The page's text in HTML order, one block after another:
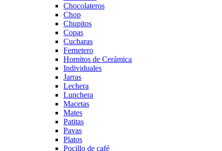
Chocolateros
Chop
Chupitos
Copas
Cucharas
Fernetero
Hornitos de Cerámica
Individuales
Jarras
Lechera
Lunchera
Macetas
Mates
Patitas
Pavas
Platos
Pocillo de café